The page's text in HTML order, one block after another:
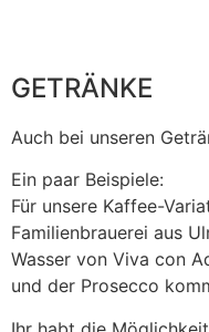
GETRÄNKE
Auch bei unseren
Ein paar Beispiele:
Für unsere Kaffee-
Familienbrauerei aus
Wasser von Viva con
und der Prosecco